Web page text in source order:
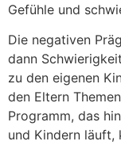
Gefühle und
Die negativen
dann
zu den eigenen
den Eltern
Programm, das
und Kindern läuft,